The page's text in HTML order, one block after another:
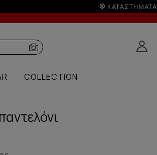
ΚΑΤΑΣΤΗΜΑΤΑ
COLLECTION